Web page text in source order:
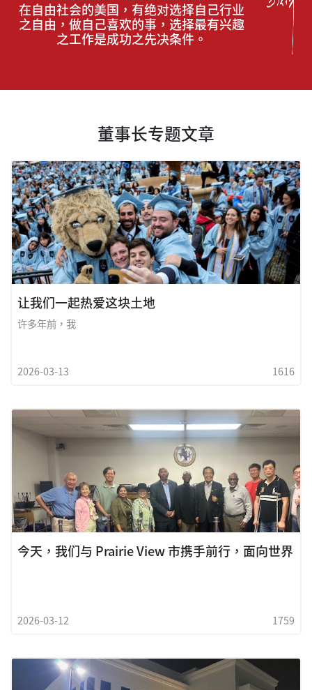
在自由社会的美国，有绝对选择自己行业
之自由，做自己喜欢的事，选择最有兴趣
之工作是成功之先决条件。
董事长专题文章
让我们一起热爱这块土地
许多年前，我
2026-03-13 1616
今天，我们与 Prairie View 市携手前行，面向世界
2026-03-12 1759